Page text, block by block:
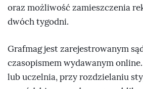
oraz możliwość zamieszczenia
dwóch tygodni.
Grafmag jest zarejestrowanym
czasopismem wydawanym online.
lub uczelnia, przy rozdzielaniu